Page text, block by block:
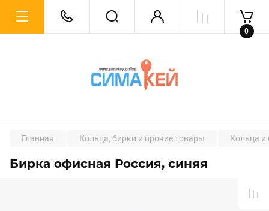
0
Главная Кольца, бирки и прочие товары Кольца и
Бирка офисная Россия, синяя